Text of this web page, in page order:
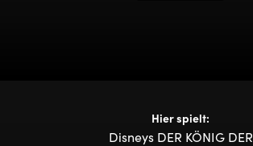
Hier spielt:
Disneys DER KÖNIG DER